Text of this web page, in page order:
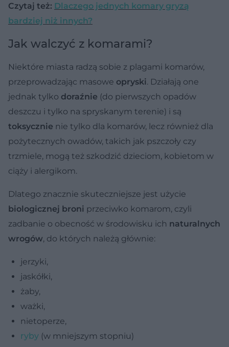
Czytaj też: Dlaczego jednych komary gryzą
bardziej niż innych?
Jak walczyć z komarami?
Niektóre miasta radzą sobie z plagami komarów,
przeprowadzając masowe opryski. Działają one
jednak tylko doraźnie (do pierwszych opadów
deszczu i tylko na spryskanym terenie) i są
toksycznie nie tylko dla komarów, lecz również dla
pożytecznych owadów, takich jak pszczoły czy
trzmiele, mogą też szkodzić dzieciom, kobietom w
ciąży i alergikom.
Dlatego znacznie skuteczniejsze jest użycie
biologicznej broni przeciwko komarom, czyli
zadbanie o obecność w środowisku ich naturalnych
wrogów, do których należą głównie:
jerzyki,
jaskółki,
żaby,
ważki,
nietoperze,
ryby (w mniejszym stopniu)